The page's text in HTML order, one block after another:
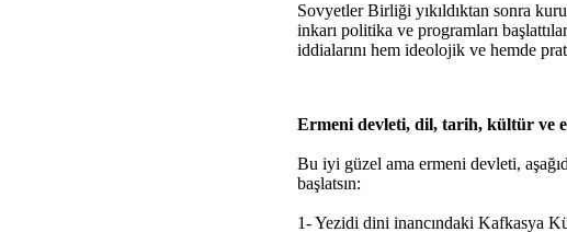
Sovyetler Birliği yıkıldıktan sonra
inkarı politika ve programları
iddialarını hem ideolojik ve hemde
Ermeni devleti, dil, tarih, kültür ve
Bu iyi güzel ama ermeni devleti,
başlatsın:
1- Yezidi dini inancındaki Kafkasya